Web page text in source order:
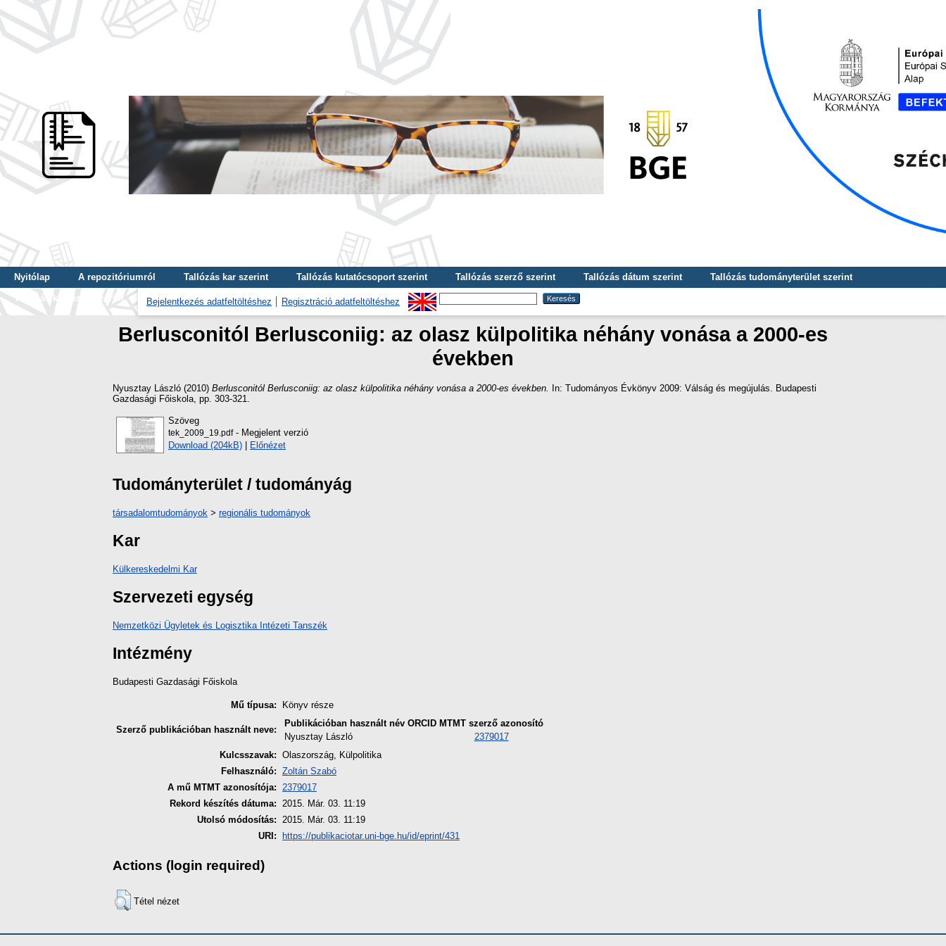
Nyitólap A repozitóriumról Tallózás kar szerint Tallózás kutatócsoport szerint Tallózás szerző szerint Tallózás dátum szerint
Tallózás tudományterület szerint
Tallózás kulcsszó szerint
Bejelentkezés adatfeltöltéshez Regisztráció adatfeltöltéshez
Berlusconitól Berlusconiig: az olasz külpolitika néhány vonása a 2000-es
években
Nyusztay László (2010) Berlusconitól Berlusconiig: az olasz külpolitika néhány vonása a 2000-es években.
In: Tudományos Évkönyv 2009: Válság és megújulás. Budapesti
Gazdasági Főiskola, pp. 303-321.
Szöveg
tek_2009_19.pdf- Megjelent verzió
Download (204kB) | Előnézet
Tudományterület / tudományág
társadalomtudományok > regionális tudományok
Kar
Külkereskedelmi Kar
Szervezeti egység
Nemzetközi Ügyletek és Logisztika Intézeti Tanszék
Intézmény
Budapesti Gazdasági Főiskola
Mű típusa: Könyv része
Szerző publikációban használt neve:
Publikációban használt név ORCID MTMT szerző azonosító
Nyusztay László
2379017
Kulcsszavak: Olaszország, Külpolitika
Felhasználó: Zoltán Szabó
A mű MTMT azonosítója: 2379017
Rekord készítés dátuma: 2015. Már. 03. 11:19
Utolsó módosítás: 2015. Már. 03. 11:19
URI:
https://publikaciotar.uni-bge.hu/id/eprint/431
Actions (login required)
Tétel nézet